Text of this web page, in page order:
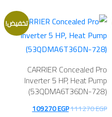
66300 EGP.
64300 EGP.تخفيض!
CARRIER Concealed Pro
Inverter 5 HP, Heat Pump
(53QDMA6T36DN-728)
111270EGP
السعر109270EGP